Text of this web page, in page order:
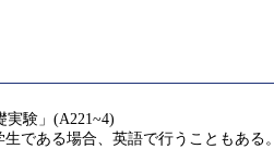
実験」(A221~4)
である場合、英語で行うこともある。